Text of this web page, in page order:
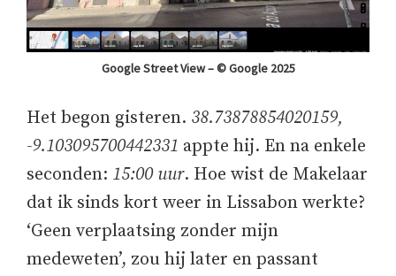
Google Street View – © Google 2025
Het begon gisteren. 38.73878854020159,
-9.103095700442331 appte hij. En na enkele
seconden: 15:00 uur. Hoe wist de Makelaar
dat ik sinds kort weer in Lissabon werkte?
‘Geen verplaatsing zonder mijn
medeweten’, zou hij later en passant